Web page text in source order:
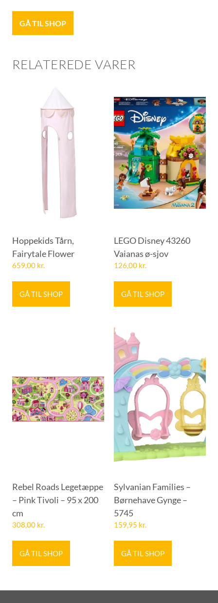
GÅ TIL SHOP
RELATEREDE VARER
Hoppekids Tårn,
Fairytale Flower
659,00 kr.
GÅ TIL SHOP
LEGO Disney 43260
Vaianas ø-sjov
126,00 kr.
GÅ TIL SHOP
Rebel Roads Legetæppe
– Pink Tivoli – 95 x 200
cm
308,00 kr.
GÅ TIL SHOP
Sylvanian Families –
Børnehave Gynge –
5745
159,95 kr.
GÅ TIL SHOP